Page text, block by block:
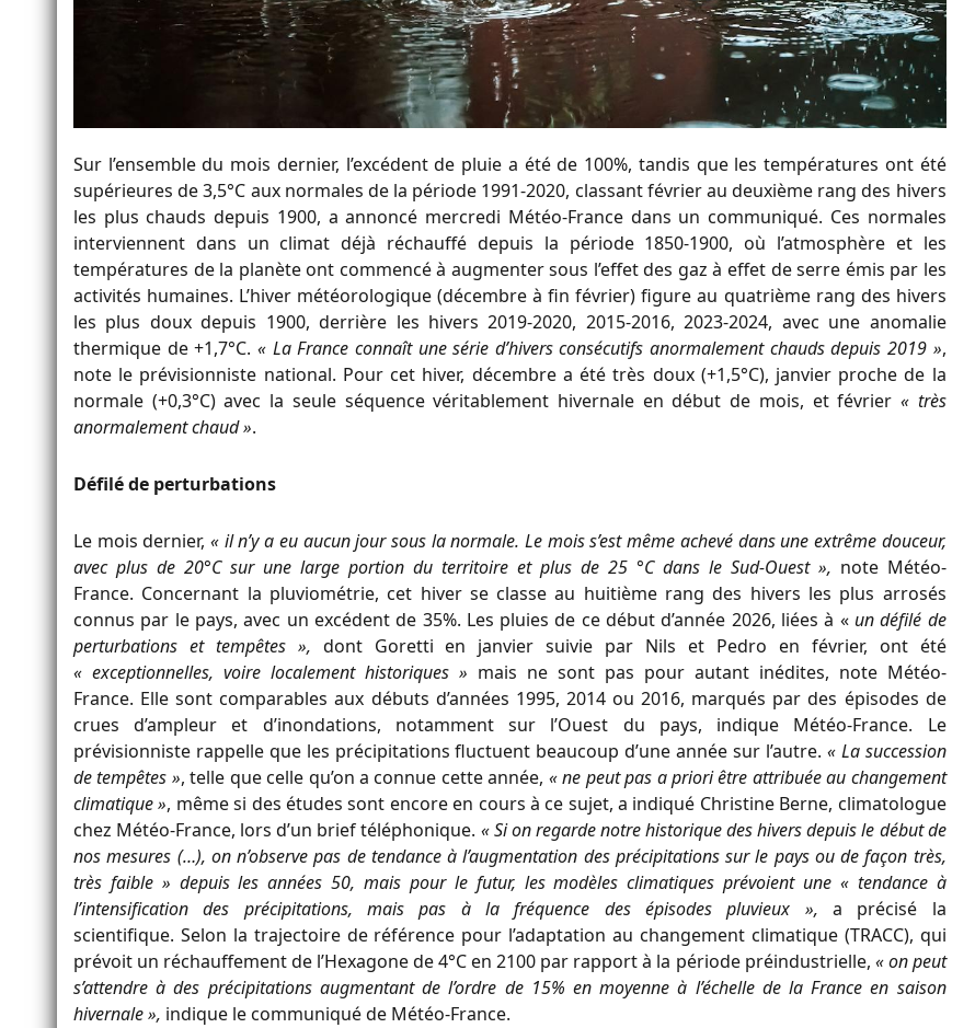
Sur l’ensemble du mois dernier, l’excédent de pluie a été de 100%, tandis que les températures ont été
supérieures de 3,5°C aux normales de la période 1991-2020, classant février au deuxième rang des hivers
les plus chauds depuis 1900, a annoncé mercredi Météo-France dans un communiqué. Ces normales
interviennent dans un climat déjà réchauffé depuis la période 1850-1900, où l’atmosphère et les
températures de la planète ont commencé à augmenter sous l’effet des gaz à effet de serre émis par les
activités humaines. L’hiver météorologique (décembre à fin février) figure au quatrième rang des hivers
les plus doux depuis 1900, derrière les hivers 2019-2020, 2015-2016, 2023-2024, avec une anomalie
thermique de +1,7°C. « La France connaît une série d’hivers consécutifs anormalement chauds depuis 2019 »,
note le prévisionniste national. Pour cet hiver, décembre a été très doux (+1,5°C), janvier proche de la
normale (+0,3°C) avec la seule séquence véritablement hivernale en début de mois, et février « très
anormalement chaud ».
Défilé de perturbations
Le mois dernier,« il n’y a eu aucun jour sous la normale. Le mois s’est même achevé dans une extrême douceur,
avec plus de 20°C sur une large portion du territoire et plus de 25 °C dans le Sud-Ouest », note Météo-
France. Concernant la pluviométrie, cet hiver se classe au huitième rang des hivers les plus arrosés
connus par le pays, avec un excédent de 35%. Les pluies de ce début d’année 2026, liées à « un défilé de
perturbations et tempêtes », dont Goretti en janvier suivie par Nils et Pedro en février, ont été
« exceptionnelles, voire localement historiques » mais ne sont pas pour autant inédites, note Météo-
France. Elle sont comparables aux débuts d’années 1995, 2014 ou 2016, marqués par des épisodes de
crues d’ampleur et d’inondations, notamment sur l’Ouest du pays, indique Météo-France. Le
prévisionniste rappelle que les précipitations fluctuent beaucoup d’une année sur l’autre. « La succession
de tempêtes », telle que celle qu’on a connue cette année, « ne peut pas a priori être attribuée au changement
climatique », même si des études sont encore en cours à ce sujet, a indiqué Christine Berne, climatologue
chez Météo-France, lors d’un brief téléphonique. « Si on regarde notre historique des hivers depuis le début de
nos mesures (…), on n’observe pas de tendance à l’augmentation des précipitations sur le pays ou de façon très,
très faible » depuis les années 50, mais pour le futur, les modèles climatiques prévoient une « tendance à
l’intensification des précipitations, mais pas à la fréquence des épisodes pluvieux », a précisé la
scientifique. Selon la trajectoire de référence pour l’adaptation au changement climatique (TRACC), qui
prévoit un réchauffement de l’Hexagone de 4°C en 2100 par rapport à la période préindustrielle, « on peut
s’attendre à des précipitations augmentant de l’ordre de 15% en moyenne à l’échelle de la France en saison
hivernale », indique le communiqué de Météo-France.